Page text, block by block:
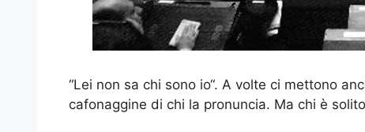
“Lei non sa chi sono io“. A volte ci mettono
cafonaggine di chi la pronuncia. Ma chi è